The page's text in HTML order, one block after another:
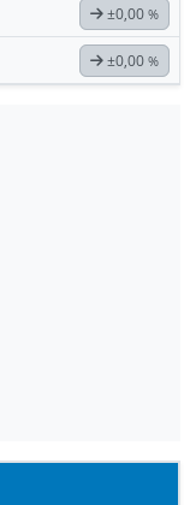
±0,00 %
±0,00 %